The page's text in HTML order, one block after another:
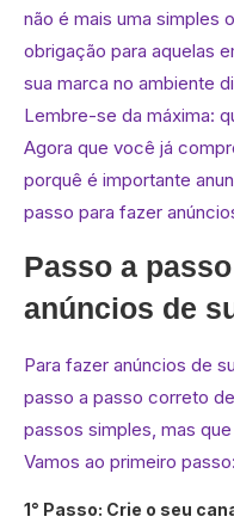
não é mais uma simples
obrigação para aquelas
sua marca no ambiente
Lembre-se da máxima:
Agora que você já
porquê é importante
passo para fazer
Passo a
anúncios de
Para fazer anúncios de
passo a passo correto
passos simples, mas
Vamos ao primeiro passo:
1° Passo: Crie o seu